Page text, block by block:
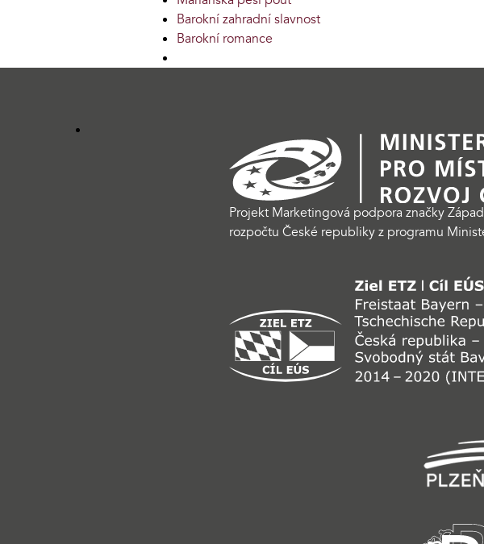
Barokní zahradní slavnost
Barokní romance
Projekt Marketingová podpora značky
rozpočtu České republiky z programu